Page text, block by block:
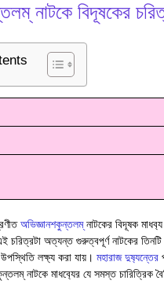
নাটকে বিদূষকের
অভিজ্ঞানশকুন্তলম্নাটকের বিদূষক
চরিত্রটা অত্যন্ত গুরুত্বপূর্ণ নাটকের
লক্ষ‍্য করা যায়। মহারাজ দুষ‍্যন্তের
নাটকে মাধব‍্যের যে সমস্ত চারিত্রিক